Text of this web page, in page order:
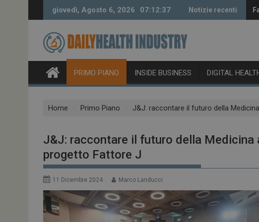
giovedì, Agosto 6, 2026 07:12:38 Notizie recenti
PRIMO PIANO INSIDE BUSINESS DIGITAL
Home Primo Piano J&J: raccontare il futuro della
J&J: raccontare il futuro della Medicina
progetto Fattore J
11 Dicembre 2024 Marco Landucci